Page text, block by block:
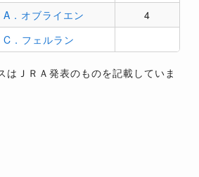
A．オブライエン
4
C．フェルラン
ＪＲＡ発表のものを記載していま